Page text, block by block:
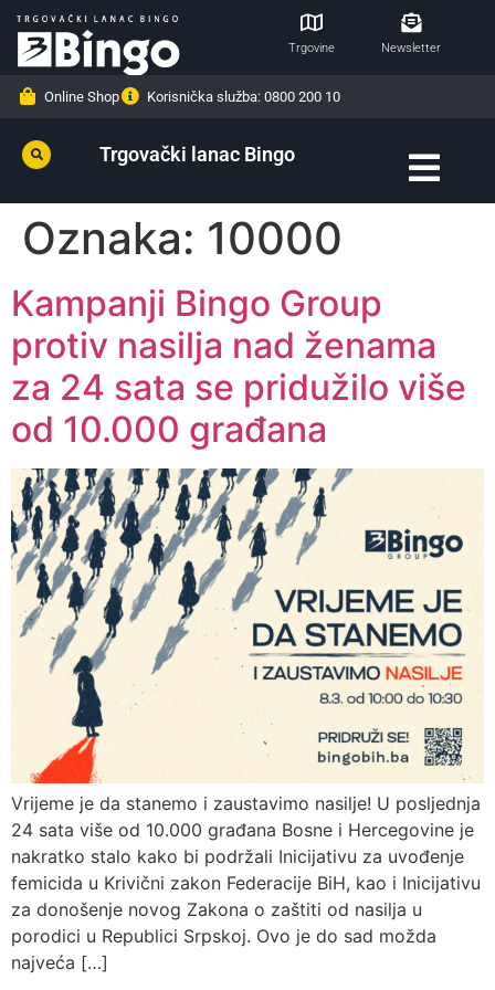
Trgovine Newsletter
Online Shop Korisnička služba: 0800 200 10
Trgovački lanac Bingo
Oznaka: 10000
Kampanji Bingo Group
protiv nasilja nad ženama
za 24 sata se pridužilo više
od 10.000 građana
Vrijeme je da stanemo i zaustavimo nasilje! U posljednja
24 sata više od 10.000 građana Bosne i Hercegovine je
nakratko stalo kako bi podržali Inicijativu za uvođenje
femicida u Krivični zakon Federacije BiH, kao i Inicijativu
za donošenje novog Zakona o zaštiti od nasilja u
porodici u Republici Srpskoj. Ovo je do sad možda
najveća […]